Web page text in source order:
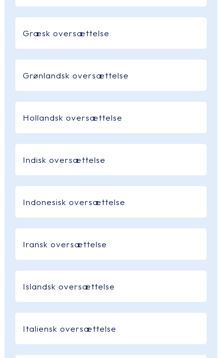
Græsk oversættelse
Grønlandsk oversættelse
Hollandsk oversættelse
Indisk oversættelse
Indonesisk oversættelse
Iransk oversættelse
Islandsk oversættelse
Italiensk oversættelse